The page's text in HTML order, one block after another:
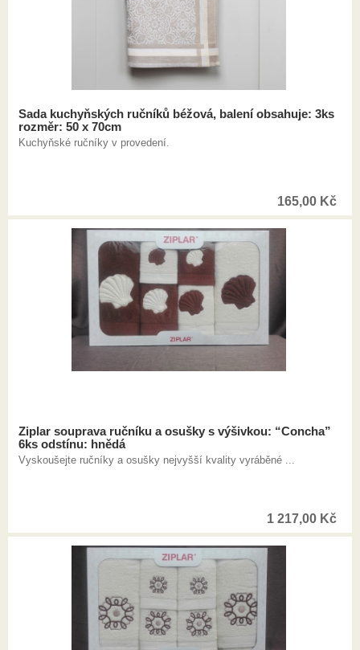
Sada kuchyňských ručníků béžová, balení obsahuje: 3ks
rozměr: 50 x 70cm
Kuchyňské ručníky v provedení.
165,00 Kč
Ziplar souprava ručníku a osušky s výšivkou: “Concha”
6ks odstínu: hnědá
Vyskoušejte ručníky a osušky nejvyšší kvality vyráběné ...
1 217,00 Kč